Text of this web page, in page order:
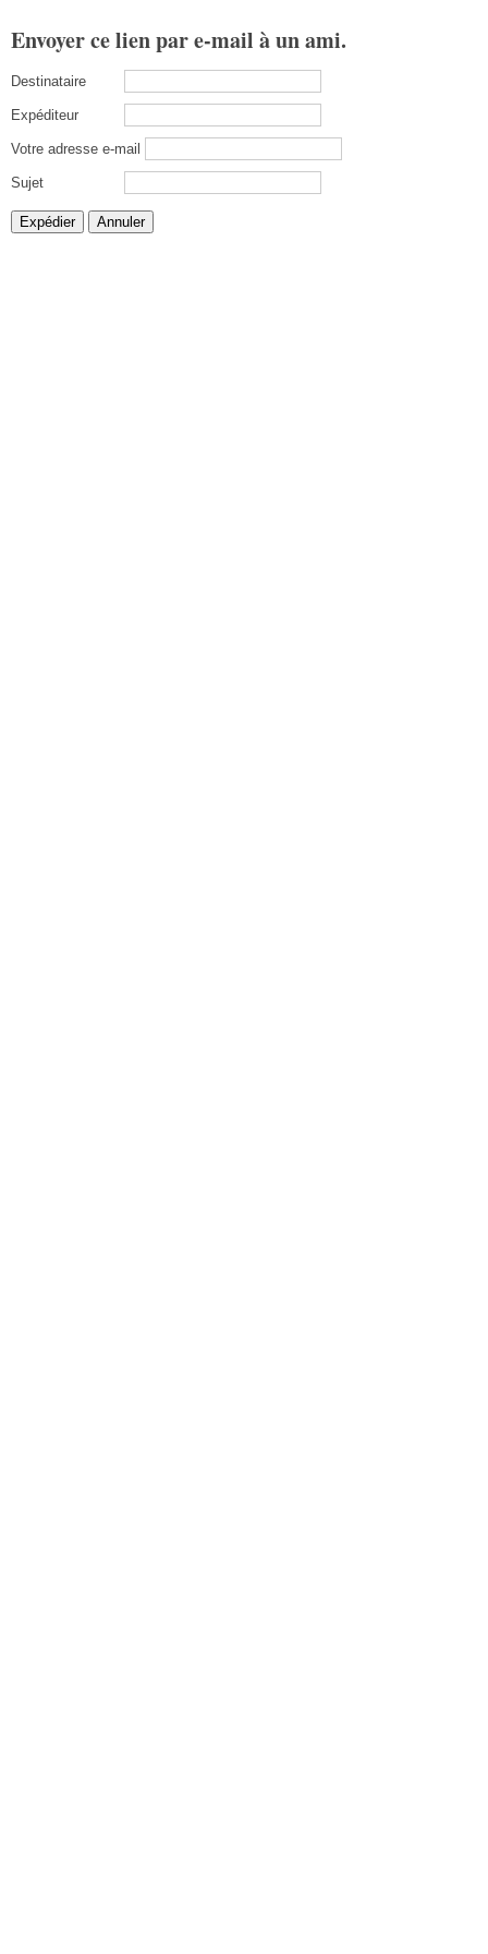
Envoyer ce lien par e-mail à un ami.
Destinataire
Expéditeur
Votre adresse e-mail
Sujet
Expédier Annuler